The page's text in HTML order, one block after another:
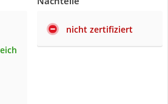
nicht zertifiziert